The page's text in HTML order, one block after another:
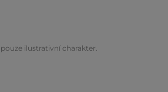
ilustrativní charakter.